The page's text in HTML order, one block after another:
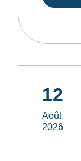
12
Août
2026